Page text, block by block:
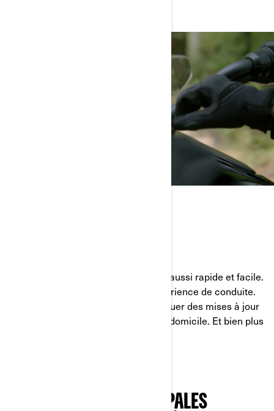
L’appairage Bluetooth n’a jamais été aussi rapide et facile.
Apple CarPlay transforme votre expérience de conduite.
La connectivité Wi-Fi permet d’effectuer des mises à jour
logicielles depuis le confort de votre domicile. Et bien plus
DÉCOUVREZ LES PRINCIPALES